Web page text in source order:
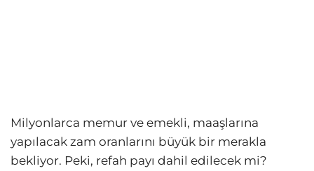
Milyonlarca memur ve emekli, maaşlarına
yapılacak zam oranlarını büyük bir merakla
bekliyor. Peki, refah payı dahil edilecek mi?